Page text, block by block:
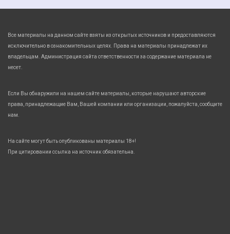
Все материалы на данном сайте взяты из открытых источников и предоставляются
исключительно в ознакомительных целях. Права на материалы принадлежат их
владельцам. Администрация сайта ответственности за содержание материала не
несет.
Если Вы обнаружили на нашем сайте материалы, которые нарушают авторские
права, принадлежащие Вам, Вашей компании или организации, пожалуйста, сообщите
нам.
На сайте могут быть опубликованы материалы 18+!
При цитировании ссылка на источник обязательна.